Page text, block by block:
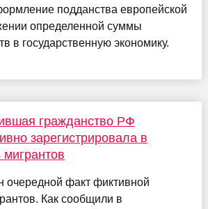
подданства европейской
определенной суммы
в государственную экономику.
гражданство РФ
зарегистрировала в
очередной факт фиктивной
Как сообщили в